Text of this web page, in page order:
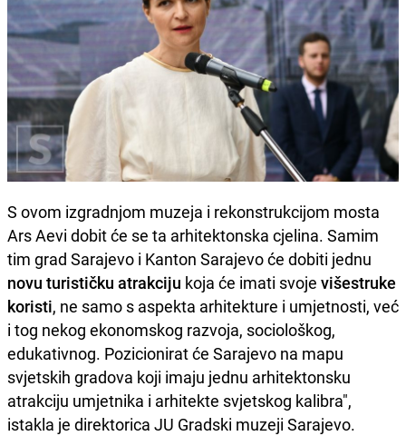
S ovom izgradnjom muzeja i rekonstrukcijom mosta
Ars Aevi dobit će se ta arhitektonska cjelina. Samim
tim grad Sarajevo i Kanton Sarajevo će dobiti jednu
novu turističku atrakciju koja će imati svoje višestruke
koristi, ne samo s aspekta arhitekture i umjetnosti, već
i tog nekog ekonomskog razvoja, sociološkog,
edukativnog. Pozicionirat će Sarajevo na mapu
svjetskih gradova koji imaju jednu arhitektonsku
atrakciju umjetnika i arhitekte svjetskog kalibra",
istakla je direktorica JU Gradski muzeji Sarajevo.